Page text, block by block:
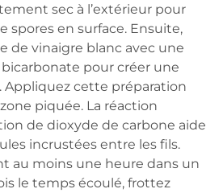
sec à l’extérieur pour
spores en surface. Ensuite,
de vinaigre blanc avec une
pour créer une
Appliquez cette préparation
piquée. La réaction
de dioxyde de carbone aide
incrustées entre les fils.
au moins une heure dans un
le temps écoulé, frottez